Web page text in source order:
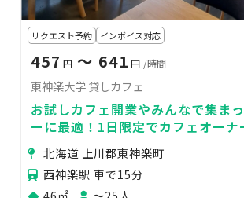
リクエスト予約 インボイス対応
457 円 〜 641 円 /時間
東神楽大学 貸しカフェ
お試しカフェ開業やみんなで集ま
ーに最適！1日限定でカフェオーナ
ませんか？
北海道 上川郡東神楽町
西神楽駅 車で15分